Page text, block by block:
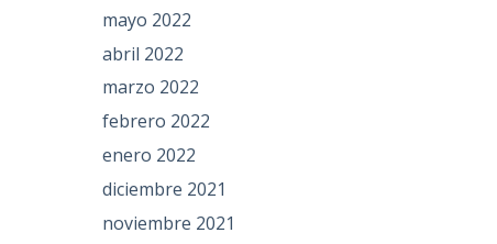
mayo 2022
abril 2022
marzo 2022
febrero 2022
enero 2022
diciembre 2021
noviembre 2021